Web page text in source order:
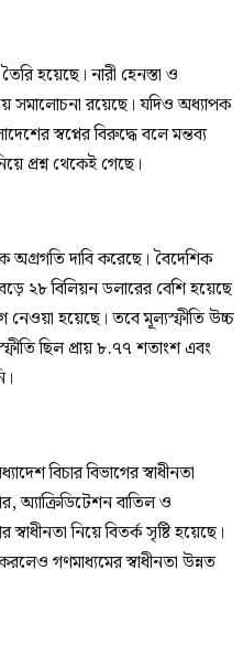
হয়েছে। নারী হেনস্তা ও
সমালোচনা রয়েছে। যদিও অধ্যাপক
স্বপ্নের বিরুদ্ধে বলে মন্তব্য
প্রশ্ন থেকেই গেছে।
অগ্রগতি দাবি করেছে। বৈদেশিক
২৮ বিলিয়ন ডলারের বেশি হয়েছে
হয়েছে। তবে মূল্যস্ফীতি উচ্চ
ছিল প্রায় ৮.৭৭ শতাংশ এবং
বিচার বিভাগের স্বাধীনতা
অ্যাক্রিডিটেশন বাতিল ও
নিয়ে বিতর্ক সৃষ্টি হয়েছে।
গণমাধ্যমের স্বাধীনতা উন্নত